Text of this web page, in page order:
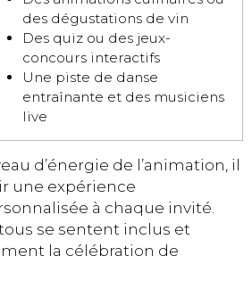
des dégustations de vin
Des quiz ou des jeux-
concours interactifs
Une piste de danse
entraînante et des musiciens
live
d’énergie de l’animation, il
une expérience
à chaque invité.
se sentent inclus et
la célébration de